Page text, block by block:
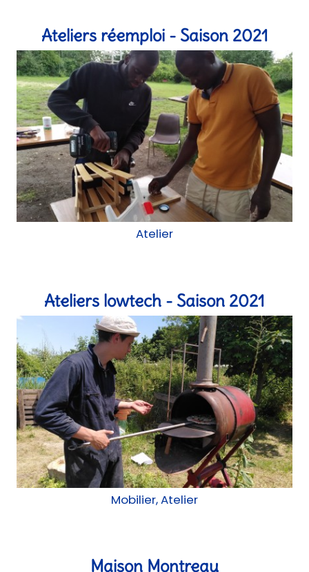
Atelier
Ateliers lowtech - Saison 2021
Mobilier, Atelier
Maison Montreau